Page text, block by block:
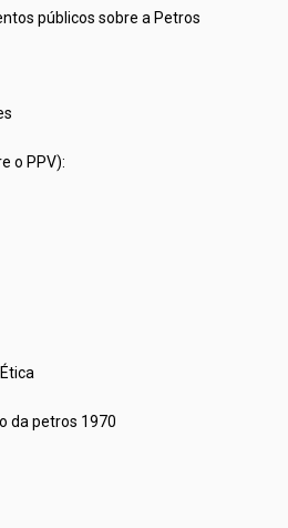
públicos sobre a Petros
o PPV):
da petros 1970